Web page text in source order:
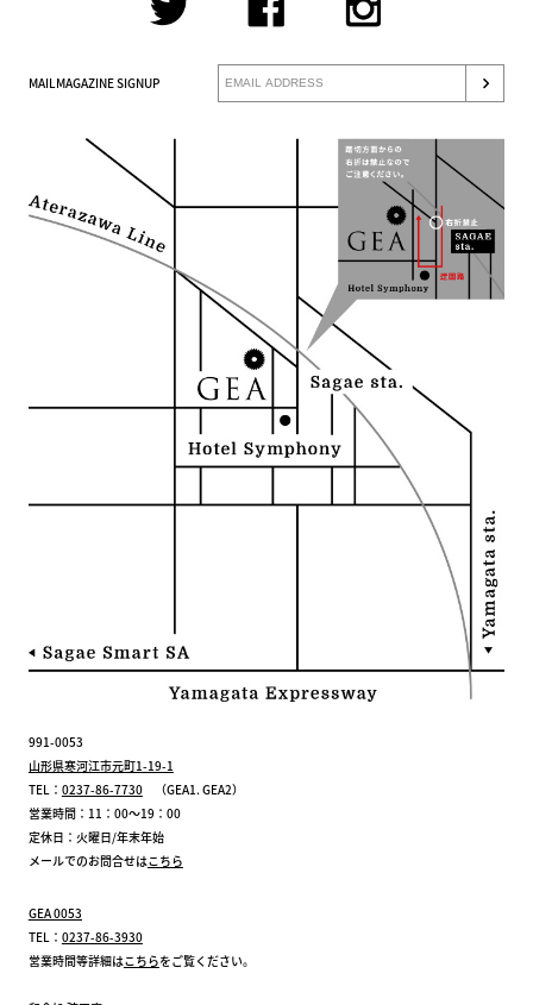
MAILMAGAZINE SIGNUP
991-0053
山形県寒河江市元町1-19-1
TEL： 0237-86-7730（GEA1. GEA2）
営業時間：11：00～19：00
定休日：火曜日/年末年始
メールでのお問合せはこちら
GEA 0053
TEL： 0237-86-3930
営業時間等詳細はこちらをご覧ください。